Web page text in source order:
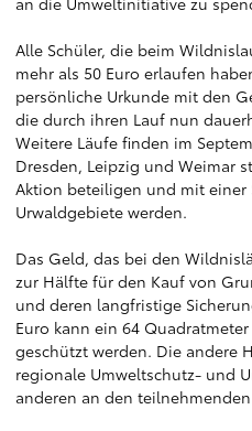
Alle Schüler, die beim
mehr als 50 Euro erlaufen
persönliche Urkunde mit den
die durch ihren Lauf nun
Weitere Läufe finden im
Dresden, Leipzig und Weimar
Aktion beteiligen und mit einer
Urwaldgebiete werden.
Das Geld, das bei den
zur Hälfte für den Kauf von
und deren langfristige
Euro kann ein 64
geschützt werden. Die andere
regionale Umweltschutz- und
anderen an den